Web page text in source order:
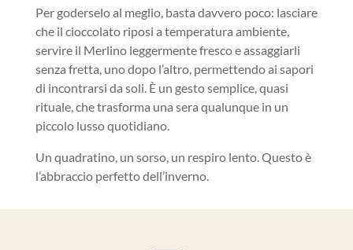
Per goderselo al meglio, basta davvero poco: lasciare
che il cioccolato riposi a temperatura ambiente,
servire il Merlino leggermente fresco e assaggiarli
senza fretta, uno dopo l’altro, permettendo ai sapori
di incontrarsi da soli. È un gesto semplice, quasi
rituale, che trasforma una sera qualunque in un
piccolo lusso quotidiano.
Un quadratino, un sorso, un respiro lento. Questo è
l’abbraccio perfetto dell’inverno.